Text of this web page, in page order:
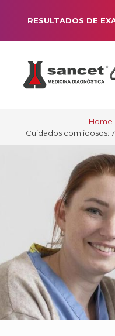
RESULTADOS DE
Home
Cuidados com idosos: